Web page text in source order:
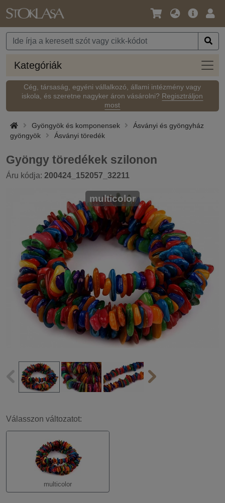
Nyelv
Pénznem
Fő
Kategóriák
Cég, társaság, egyéni vállalkozó, állami intézmény vagy
iskola, és szeretne nagyker áron vásárolni? Regisztráljon
most
Gyöngyök és komponensek
Ásványi és gyöngyház
gyöngyök
Ásványi töredék
Gyöngy töredékek szilonon
Áru kódja: 200424_152057_32211
multicolor
Válasszon változatot:
multicolor